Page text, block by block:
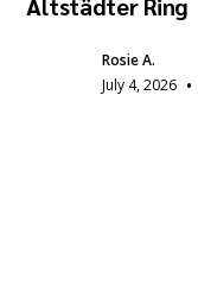
Rosie A.
July 4, 2026 •